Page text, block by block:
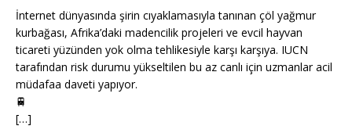
İnternet dünyasında şirin cıyaklamasıyla tanınan çöl yağmur
kurbağası, Afrika’daki madencilik projeleri ve evcil hayvan
ticareti yüzünden yok olma tehlikesiyle karşı karşıya. IUCN
tarafından risk durumu yükseltilen bu az canlı için uzmanlar acil
müdafaa daveti yapıyor.
🚆
[…]